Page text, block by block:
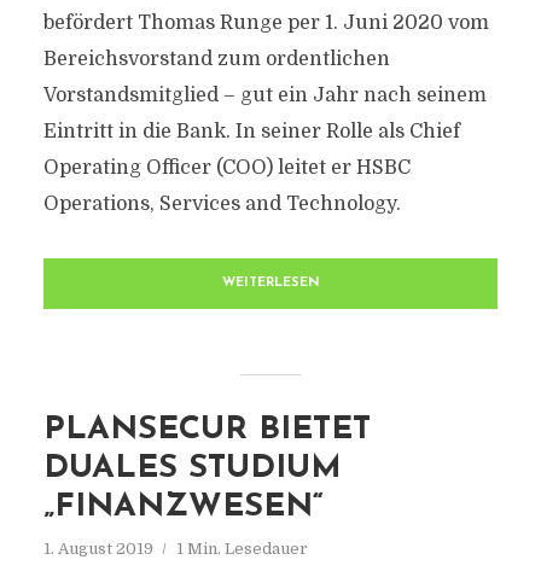
befördert Thomas Runge per 1. Juni 2020 vom
Bereichsvorstand zum ordentlichen
Vorstandsmitglied – gut ein Jahr nach seinem
Eintritt in die Bank. In seiner Rolle als Chief
Operating Officer (COO) leitet er HSBC
Operations, Services and Technology.
WEITERLESEN
PLANSECUR BIETET
DUALES STUDIUM
„FINANZWESEN“
1. August 2019 1 Min. Lesedauer